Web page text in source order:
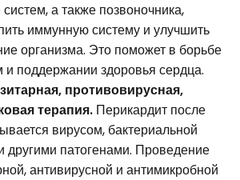
а также позвоночника,
иммунную систему и улучшить
организма. Это поможет в борьбе
и поддержании здоровья сердца.
противовирусная,
терапия. Перикардит после
вирусом, бактериальной
другими патогенами. Проведение
антивирусной и антимикробной